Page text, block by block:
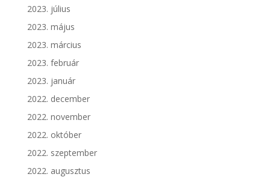
2023. július
2023. május
2023. március
2023. február
2023. január
2022. december
2022. november
2022. október
2022. szeptember
2022. augusztus